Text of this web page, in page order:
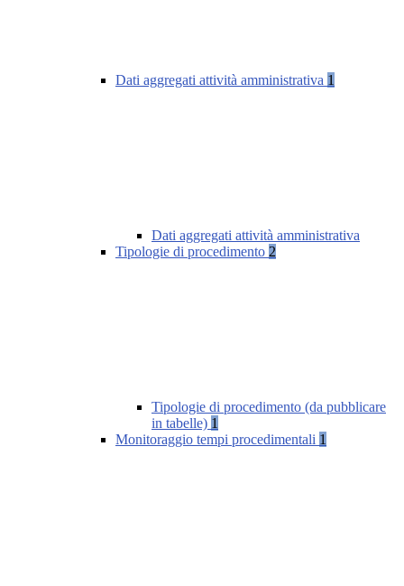
Dati aggregati attività amministrativa 1
Dati aggregati attività amministrativa
Tipologie di procedimento 2
Tipologie di procedimento (da pubblicare
in tabelle) 1
Monitoraggio tempi procedimentali 1